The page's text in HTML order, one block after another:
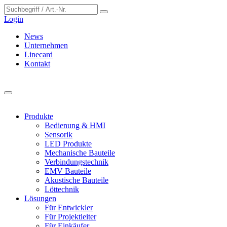
Login
News
Unternehmen
Linecard
Kontakt
Produkte
Bedienung & HMI
Sensorik
LED Produkte
Mechanische Bauteile
Verbindungstechnik
EMV Bauteile
Akustische Bauteile
Löttechnik
Lösungen
Für Entwickler
Für Projektleiter
Cookie-Einstellungen